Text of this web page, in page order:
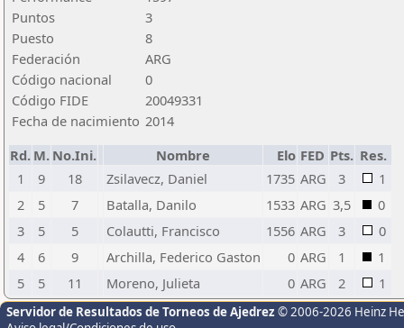
Puntos
3
Puesto
8
Federación
ARG
Código nacional
0
Código FIDE
20049331
Fecha de nacimiento 2014
Rd. M. No.Ini. Nombre Elo FED Pts. Res.
1
9 18 Zsilavecz, Daniel 1735 ARG 3
1
2
5 7 Batalla, Danilo 1533 ARG 3,5
0
3
5 5 Colautti, Francisco 1556 ARG 3
0
4
6 9 Archilla, Federico Gaston 0 ARG 1
1
5
5 11 Moreno, Julieta 0 ARG 2 1
Servidor de Resultados de Torneos de Ajedrez © 2006-2026 Heinz